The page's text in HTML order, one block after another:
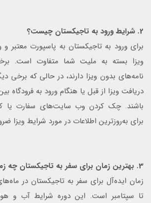
2. شرایط ورود به تاجیکستان چیست؟
برای ورود به تاجیکستان به پاسپورت معتبر و
ویزا بسته به ملیت شما متفاوت است.
نامه‌های بدون ویزا دارند، در حالی که برخی
دریافت ویزا از قبل یا هنگام ورود به فرودگاه
باشند. چک کردن وب سایت‌های سفارت یا
برای به‌روزترین اطلاعات در مورد شرایط ویزا
3. بهترین زمان برای سفر به تاجیکستان چه زمانی است؟
زمان ایده‌آل برای سفر به تاجیکستان در
تا سپتامبر است. این دوره شرایط آب و